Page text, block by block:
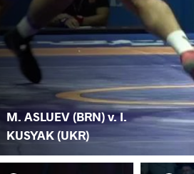
M. ASLUEV (BRN) v. I.
KUSYAK (UKR)